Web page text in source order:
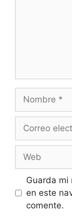
electrónico
Guarda mi
en este
comente.